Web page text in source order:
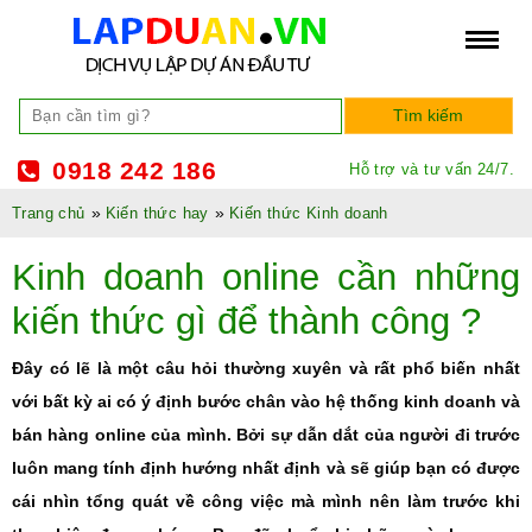
0918 242 186 Hỗ trợ và tư vấn 24/7.
Trang chủ » Kiến thức hay » Kiến thức Kinh doanh
Kinh doanh online cần những
kiến thức gì để thành công ?
Đây có lẽ là một câu hỏi thường xuyên và rất phổ biến nhất
với bất kỳ ai có ý định bước chân vào hệ thống kinh doanh và
bán hàng online của mình. Bởi sự dẫn dắt của người đi trước
luôn mang tính định hướng nhất định và sẽ giúp bạn có được
cái nhìn tổng quát về công việc mà mình nên làm trước khi